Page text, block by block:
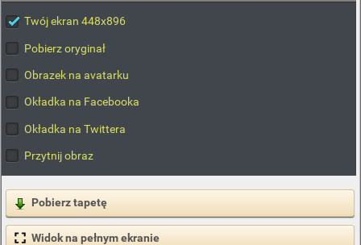
Twój ekran 448x896
Pobierz oryginał
Obrazek na avatarku
Okładka na Facebooka
Okładka na Twittera
Przytnij obraz
Pobierz tapetę
Widok na pełnym ekranie